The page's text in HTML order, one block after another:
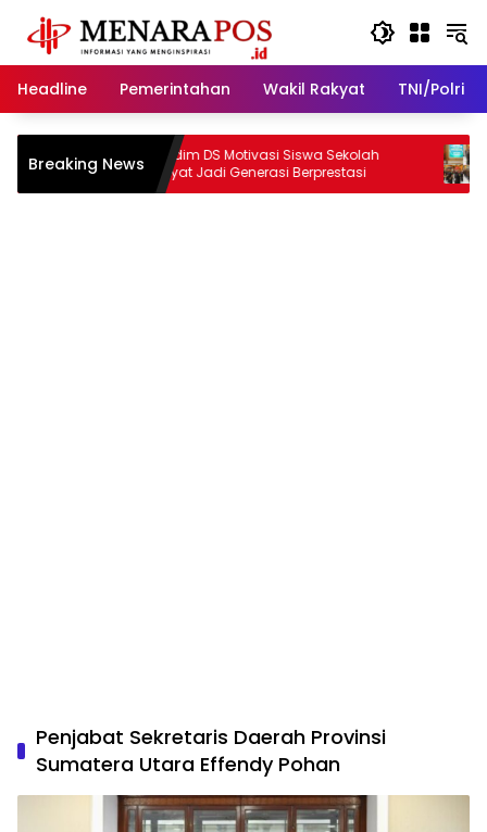
konten
Headline
Pemerintahan Wakil Rakyat TNI/Polri
Breaking NewsDandim DS Motivasi Siswa Sekolah
Rakyat Jadi Generasi Berprestasi
Harli
Penjabat Sekretaris Daerah Provinsi
Sumatera Utara Effendy Pohan